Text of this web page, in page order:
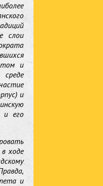
слои
и
и
и его
ходе
и